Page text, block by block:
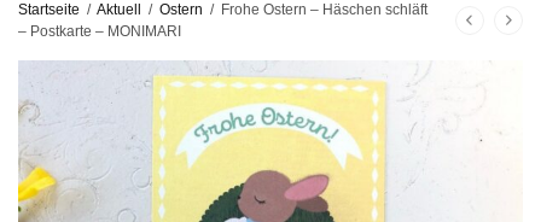
Startseite / Aktuell / Ostern / Frohe Ostern – Häschen schläft
– Postkarte – MONIMARI